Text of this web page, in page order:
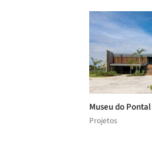
Museu do
Projetos